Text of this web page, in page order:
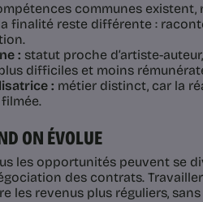
communes existent,
finalité reste différente :
: statut proche d’artiste-
difficiles et moins
: métier distinct, car la
ON ÉVOLUE
les opportunités peuvent se
des contrats.
les revenus plus réguliers,